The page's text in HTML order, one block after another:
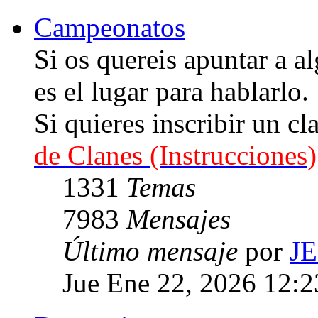
Campeonatos
Si os quereis apuntar a
es el lugar para hablarlo.
Si quieres inscribir un
de Clanes (Instrucciones)
1331 Temas
7983 Mensajes
Último mensaje por
Jue Ene 22, 2026